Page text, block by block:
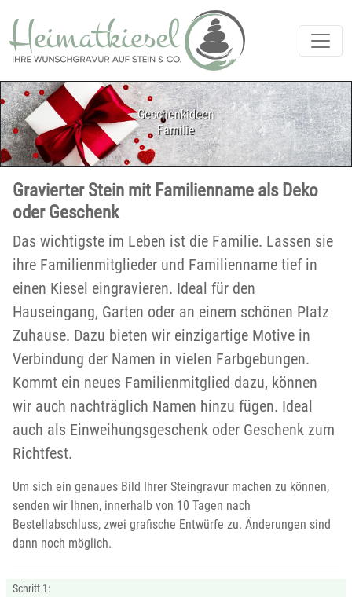
Geschenkideen
Familie
Gravierter Stein mit Familienname als Deko
oder Geschenk
Das wichtigste im Leben ist die Familie. Lassen sie
ihre Familienmitglieder und Familienname tief in
einen Kiesel eingravieren. Ideal für den
Hauseingang, Garten oder an einem schönen Platz
Zuhause. Dazu bieten wir einzigartige Motive in
Verbindung der Namen in vielen Farbgebungen.
Kommt ein neues Familienmitglied dazu, können
wir auch nachträglich Namen hinzu fügen. Ideal
auch als Einweihungsgeschenk oder Geschenk zum
Richtfest.
Um sich ein genaues Bild Ihrer Steingravur machen zu können,
senden wir Ihnen, innerhalb von 10 Tagen nach
Bestellabschluss, zwei grafische Entwürfe zu. Änderungen sind
dann noch möglich.
Schritt 1: